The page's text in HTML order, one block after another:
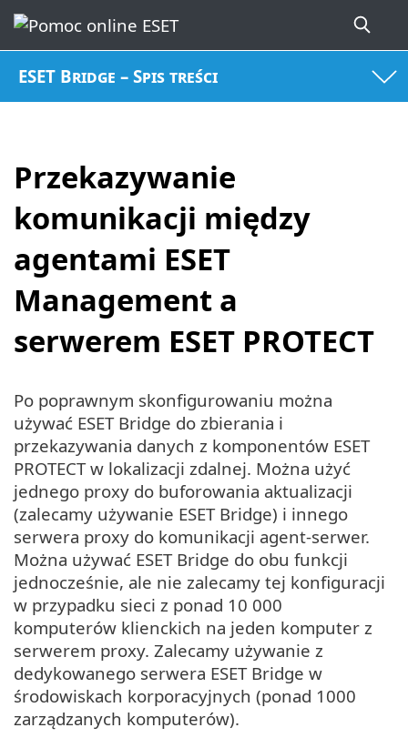
ESET Bridge – Spis treści
Przekazywanie
komunikacji między
agentami ESET
Management a
serwerem ESET PROTECT
Po poprawnym skonfigurowaniu można
używać ESET Bridge do zbierania i
przekazywania danych z komponentów ESET
PROTECT w lokalizacji zdalnej. Można użyć
jednego proxy do buforowania aktualizacji
(zalecamy używanie ESET Bridge) i innego
serwera proxy do komunikacji agent-serwer.
Można używać ESET Bridge do obu funkcji
jednocześnie, ale nie zalecamy tej konfiguracji
w przypadku sieci z ponad 10 000
komputerów klienckich na jeden komputer z
serwerem proxy. Zalecamy używanie z
dedykowanego serwera ESET Bridge w
środowiskach korporacyjnych (ponad 1000
zarządzanych komputerów).